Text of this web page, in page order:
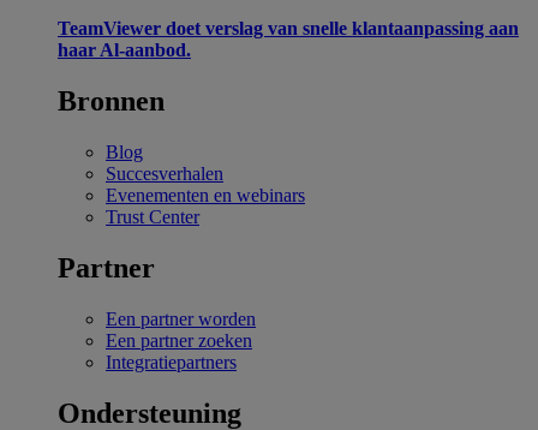
TeamViewer doet verslag van snelle klantaanpassing aan
haar Al-aanbod.
Bronnen
Blog
Succesverhalen
Evenementen en webinars
Trust Center
Partner
Een partner worden
Een partner zoeken
Integratiepartners
Ondersteuning